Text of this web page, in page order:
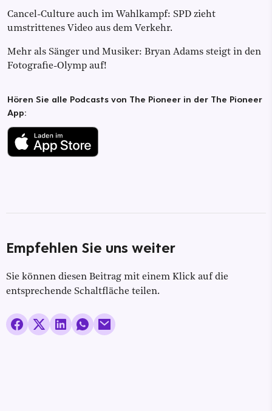
Cancel-Culture auch im Wahlkampf: SPD zieht
umstrittenes Video aus dem Verkehr.
Mehr als Sänger und Musiker: Bryan Adams steigt in den
Fotografie-Olymp auf!
Hören Sie alle Podcasts von The Pioneer in der The Pioneer
App:
Empfehlen Sie uns weiter
Sie können diesen Beitrag mit einem Klick auf die
entsprechende Schaltfläche teilen.